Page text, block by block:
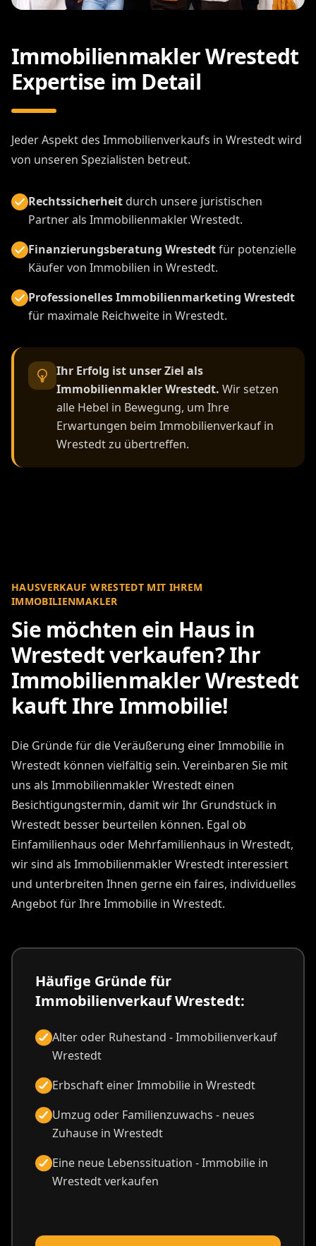
Immobilienmakler Wrestedt
Expertise im Detail
Jeder Aspekt des Immobilienverkaufs in Wrestedt wird
von unseren Spezialisten betreut.
Rechtssicherheitdurch unsere juristischen
Partner als Immobilienmakler Wrestedt.
Finanzierungsberatung Wrestedtfür potenzielle
Käufer von Immobilien in Wrestedt.
Professionelles Immobilienmarketing Wrestedt
für maximale Reichweite in Wrestedt.
Ihr Erfolg ist unser Ziel als
Immobilienmakler Wrestedt. Wir setzen
alle Hebel in Bewegung, um Ihre
Erwartungen beim Immobilienverkauf in
Wrestedt zu übertreffen.
HAUSVERKAUF WRESTEDT MIT IHREM
IMMOBILIENMAKLER
Sie möchten ein Haus in
Wrestedt verkaufen? Ihr
Immobilienmakler Wrestedt
kauft Ihre Immobilie!
Die Gründe für die Veräußerung einer Immobilie in
Wrestedt können vielfältig sein. Vereinbaren Sie mit
uns als Immobilienmakler Wrestedt einen
Besichtigungstermin, damit wir Ihr Grundstück in
Wrestedt besser beurteilen können. Egal ob
Einfamilienhaus oder Mehrfamilienhaus in Wrestedt,
wir sind als Immobilienmakler Wrestedt interessiert
und unterbreiten Ihnen gerne ein faires, individuelles
Angebot für Ihre Immobilie in Wrestedt.
Häufige Gründe für
Immobilienverkauf Wrestedt:
Alter oder Ruhestand - Immobilienverkauf
Wrestedt
Erbschaft einer Immobilie in Wrestedt
Umzug oder Familienzuwachs - neues
Zuhause in Wrestedt
Eine neue Lebenssituation - Immobilie in
Wrestedt verkaufen